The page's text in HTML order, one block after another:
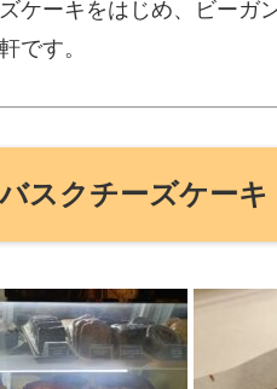
ケーキをはじめ、ビーガ
です。
スクチーズケーキ